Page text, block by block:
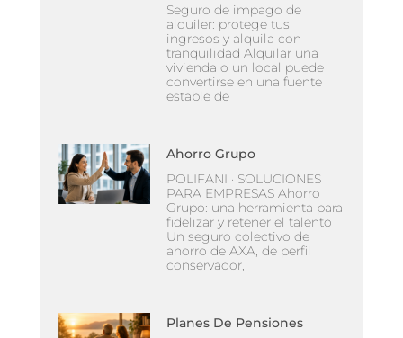
Seguro de impago de
alquiler: protege tus
ingresos y alquila con
tranquilidad Alquilar una
vivienda o un local puede
convertirse en una fuente
estable de
Ahorro Grupo
POLIFANI · SOLUCIONES
PARA EMPRESAS Ahorro
Grupo: una herramienta para
fidelizar y retener el talento
Un seguro colectivo de
ahorro de AXA, de perfil
conservador,
Planes De Pensiones